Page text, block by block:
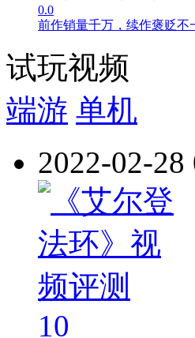
0.0
前作销量千万，续作褒贬不
试玩视频
端游 单机
2022-02-28
10